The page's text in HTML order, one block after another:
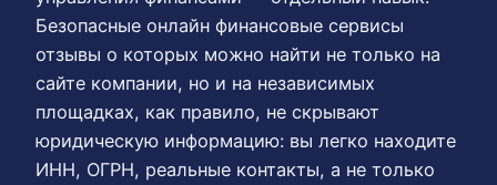
Безопасные онлайн финансовые сервисы
отзывы о которых можно найти не только на
сайте компании, но и на независимых
площадках, как правило, не скрывают
юридическую информацию: вы легко находите
ИНН, ОГРН, реальные контакты, а не только